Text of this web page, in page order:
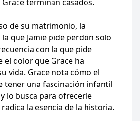
Grace terminan casados.
de su matrimonio, la
que Jamie pide perdón solo
con la que pide
el dolor que Grace ha
vida. Grace nota cómo el
tener una fascinación infantil
lo busca para ofrecerle
la esencia de la historia.